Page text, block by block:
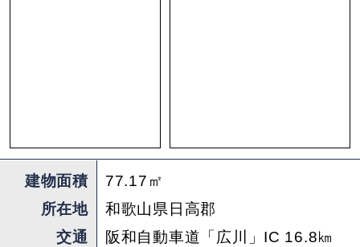
条件が揃っています。
それに歳をとって都心に住む理由がなくなった
ら、多少不便はありますが、将来的には住んでし
まえばいいじゃないですか。
建物面積
77.17㎡
所在地
和歌山県日高郡
交通
阪和自動車道「広川」IC 16.8㎞